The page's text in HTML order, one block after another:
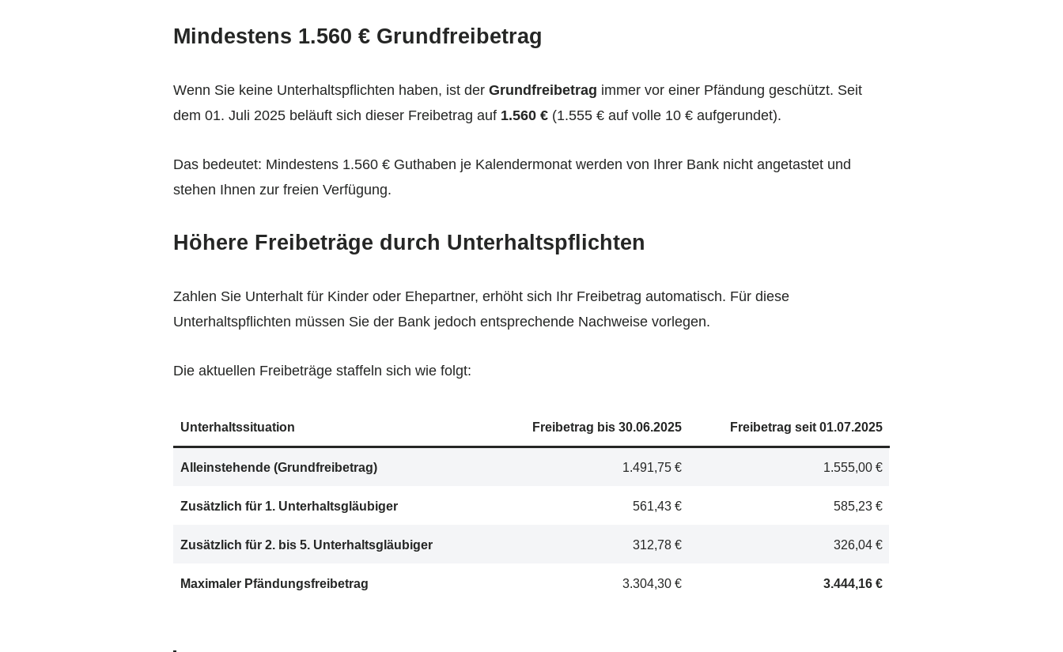
Mindestens 1.560 € Grundfreibetrag
Wenn Sie keine Unterhaltspflichten haben, ist der Grundfreibetrag immer vor einer Pfändung geschützt. Seit
dem 01. Juli 2025 beläuft sich dieser Freibetrag auf 1.560 € (1.555 € auf volle 10 € aufgerundet).
Das bedeutet: Mindestens 1.560 € Guthaben je Kalendermonat werden von Ihrer Bank nicht angetastet und
stehen Ihnen zur freien Verfügung.
Höhere Freibeträge durch Unterhaltspflichten
Zahlen Sie Unterhalt für Kinder oder Ehepartner, erhöht sich Ihr Freibetrag automatisch. Für diese
Unterhaltspflichten müssen Sie der Bank jedoch entsprechende Nachweise vorlegen.
Die aktuellen Freibeträge staffeln sich wie folgt:
Unterhaltssituation Freibetrag bis 30.06.2025 Freibetrag seit 01.07.2025
Alleinstehende (Grundfreibetrag) 1.491,75 € 1.555,00 €
Zusätzlich für 1. Unterhaltsgläubiger 561,43 € 585,23 €
Zusätzlich für 2. bis 5. Unterhaltsgläubiger 312,78 € 326,04 €
Maximaler Pfändungsfreibetrag 3.304,30 € 3.444,16 €